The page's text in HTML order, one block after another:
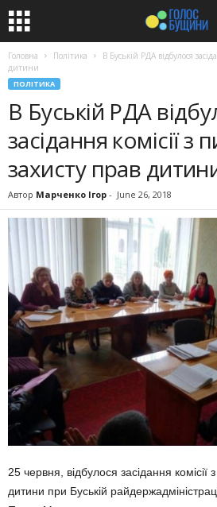
Головна Політика
В Буській РДА відбулося
дитини
ПОЛІТИКА
В Буській РДА
засідання комісії з
захисту прав
Автор Марченко Ігор - June 26, 2018
25 червня, відбулося засідання комісії
дитини при Буській